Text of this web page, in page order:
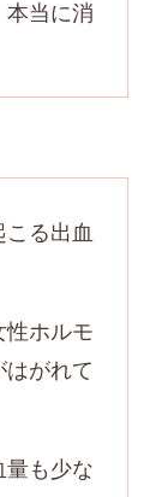
当に消
る出血
ホルモ
がれて
も少な